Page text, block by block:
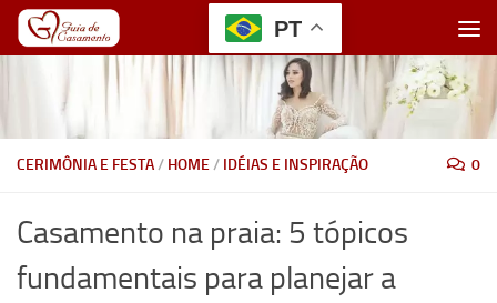
Skip to content
CERIMÔNIA E FESTA/ HOME/ IDÉIAS E INSPIRAÇÃO 0
Casamento na praia: 5 tópicos
fundamentais para planejar a
PT